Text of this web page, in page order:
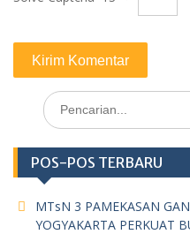
Search
for:
POS-POS TERBARU
MTsN 3 PAMEKASAN
YOGYAKARTA PERKUAT